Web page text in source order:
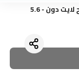
ناتورتنت صبغة شعر دائمة 10 ان، اشقر فاتح لايت دون - 5.6